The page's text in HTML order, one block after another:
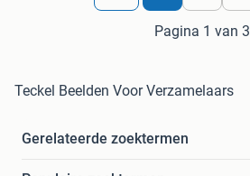
Pagina 1 van 3
Teckel Beelden Voor Verzamelaars
Gerelateerde zoektermen